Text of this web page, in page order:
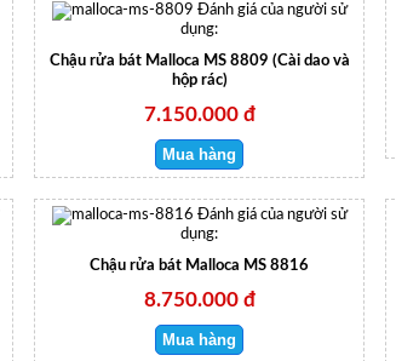
Đánh giá của người sử
dụng:
Chậu rửa bát Malloca MS 8809 (Cài dao và
hộp rác)
7.150.000 đ
Đánh giá của người sử
dụng:
Chậu rửa bát Malloca MS 8816
8.750.000 đ